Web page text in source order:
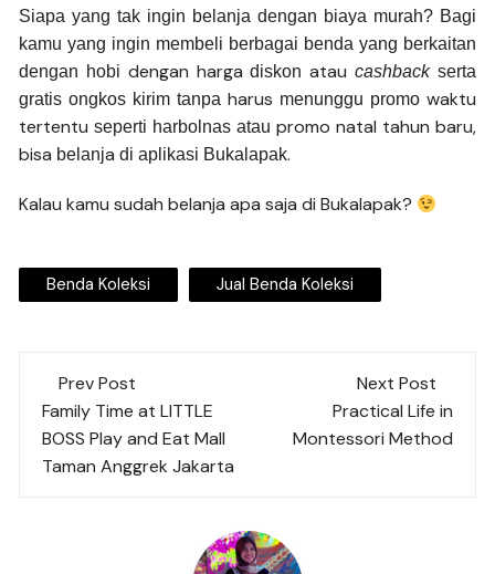
Siapa yang tak ingin belanja dengan biaya murah? Bagi
kamu yang ingin membeli berbagai benda yang berkaitan
dengan hobi dengan hargadiskonatau cashback serta
gratis ongkos kirim tanpa harus menunggu promo waktu
tertentuseperti harbolnas atau promo natal tahun baru,
bisa belanja di aplikasi Bukalapak.
Kalau kamu sudah belanja apa saja di Bukalapak?
Benda Koleksi Jual Benda Koleksi
Post
navigation
Prev Post
Family Time at LITTLE
BOSS Play and Eat Mall
Taman Anggrek Jakarta
Next Post
Practical Life in
Montessori Method